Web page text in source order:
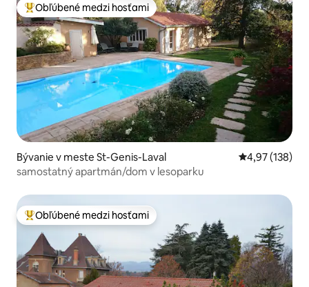
Najobľúbenejšie medzi hosťami
Obľúbené medzi hosťami
Bývanie v meste St-Genis-Laval Priemerné
4,97 (138)
samostatný apartmán/dom v lesoparku
Najobľúbenejšie medzi hosťami
Obľúbené medzi hosťami